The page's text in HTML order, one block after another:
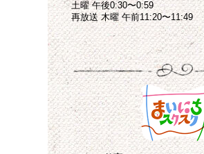
土曜 午後0:30〜0:59
再放送 木曜 午前11:20〜11:49